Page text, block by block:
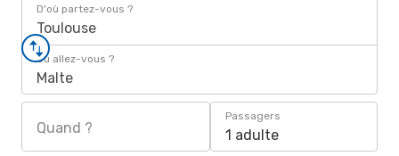
D'où partez-vous ?
Toulouse
Où allez-vous ?
Malte
Quand ?
Passagers
1 adulte